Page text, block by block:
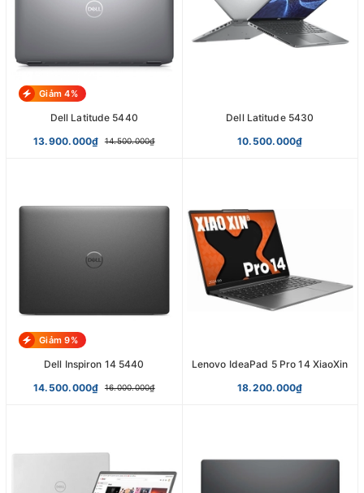
Giảm 4%
Dell Latitude 5440
13.900.000₫
14.500.000₫
Dell Latitude 5430
10.500.000₫
Giảm 9%
Dell Inspiron 14 5440
14.500.000₫
16.000.000₫
Lenovo IdeaPad 5 Pro 14 XiaoXin
18.200.000₫